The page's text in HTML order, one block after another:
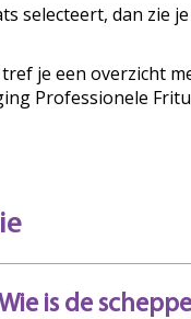
selecteert, dan zie
je een overzicht
Professionele
is de